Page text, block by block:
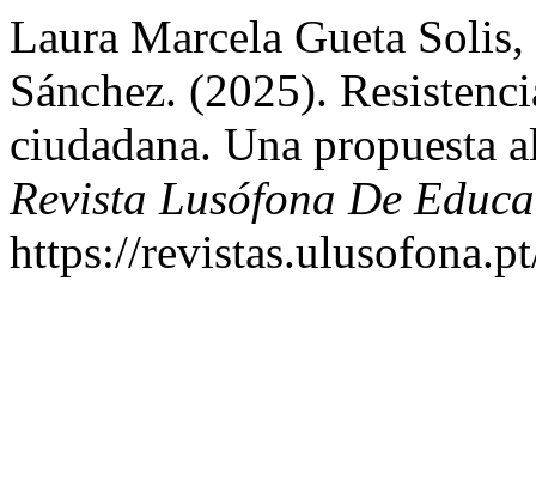
Laura Marcela Gueta
Sánchez. (2025).
ciudadana. Una propuesta
Revista Lusófona De
https://